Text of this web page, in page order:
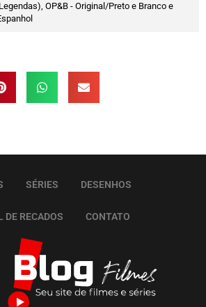
OP&B - Original/Preto e Branco e
SÉRIES DESENHOS
DE RECADOS CONTATO